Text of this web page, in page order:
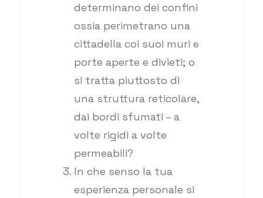
determinano dei confini
ossia perimetrano una
cittadella coi suoi muri e
porte aperte e divieti; o
si tratta piuttosto di
una struttura reticolare,
dai bordi sfumati – a
volte rigidi a volte
permeabili?
In che senso la tua
esperienza personale si